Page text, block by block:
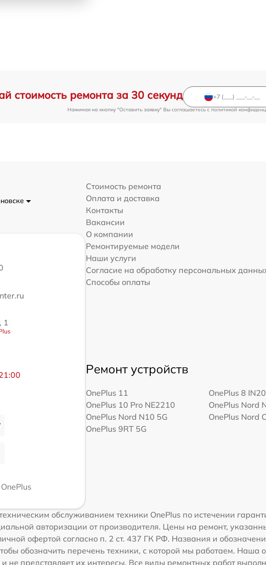
стоимость ремонта за 30 секунд
Нажимая на кнопку "Оставить заявку" Вы соглашаетесь cполитикой
1
Стоимость ремонта
Оплата и доставка
Контакты
Вакансии
О компании
Ремонтируемые модели
Наши услуги
Согласие на обработку персональных
Способы оплаты
Ремонт устройств
OnePlus 11 OnePlus 8
OnePlus 10 Pro NE2210
OnePlus Nord
OnePlus Nord N10 5G
OnePlus Nord
OnePlus 9RT 5G
обслуживанием техники OnePlus по истечении
авторизации от производителя. Цены на ремонт,
офертой согласно п. 2 ст. 437 ГК РФ. Названия и
обозначить перечень техники, с которой мы работаем.
не представляет их интересы. Все виды ремонтных работ